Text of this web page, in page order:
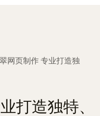
网页制作 专业打造独
打造独特、